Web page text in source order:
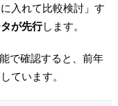
入れて比較検討」す
が先行します。
で確認すると、前年
ています。